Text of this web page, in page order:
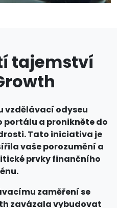
tajemství
vzdělávací odyseu
a pronikněte do
Tato iniciativa je
vaše porozumění a
prvky finančního
zaměření se
zavázala vybudovat